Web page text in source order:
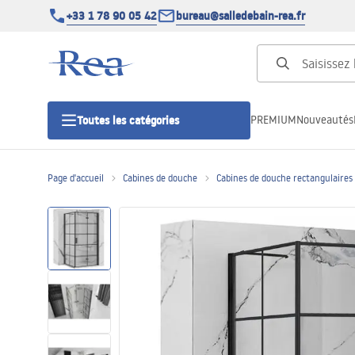
+33 1 78 90 05 42 bureau@salledebain-rea.fr
Toutes les catégories
Portes de douche
Receveurs de douche
Caniveaux de douche
PREMIUMNouveautés
Page d'accueil Cabines de douche Cabines de douche rectangulaires